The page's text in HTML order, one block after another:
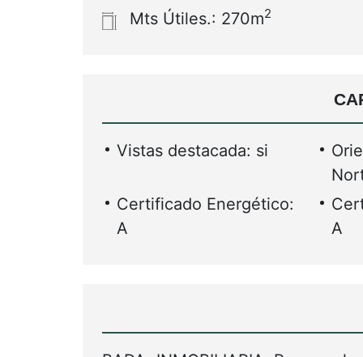
Mts Útiles.: 270m2
Vistas destacada: si
Certificado Energético:
A
A